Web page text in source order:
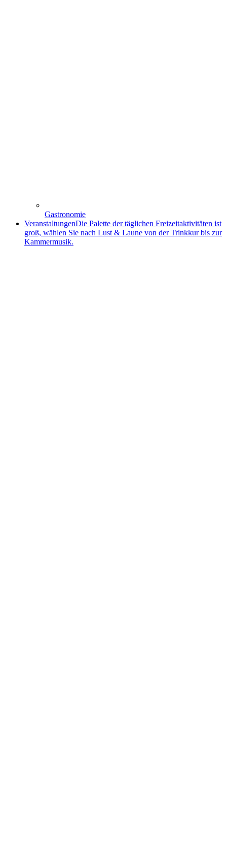
Gastronomie
VeranstaltungenDie Palette der täglichen Freizeitaktivitäten ist
groß, wählen Sie nach Lust & Laune von der Trinkkur bis zur
Kammermusik.